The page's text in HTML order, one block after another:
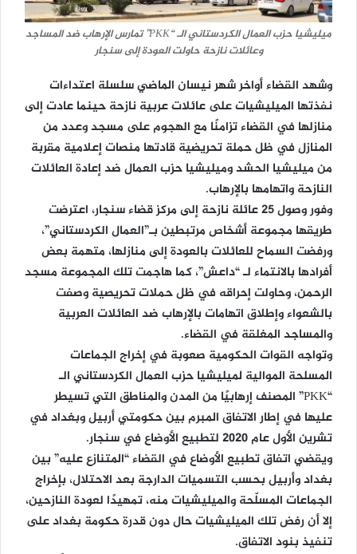
ميليشيا حزب العمال الكردستاني الـ “PKK” تمارس الإرهاب ضد المساجد
وعائلات نازحة حاولت العودة إلى سنجار
وشهد القضاء أواخر شهر نيسان الماضي سلسلة اعتداءات
نفذتها الميليشيات على عائلات عربية نازحة حينما عادت إلى
منازلها في القضاء تزامنًا مع الهجوم على مسجد وعدد من
المنازل في ظل حملة تحريضية قادتها منصات إعلامية مقربة
من ميليشيا الحشد وميليشيا حزب العمال ضد إعادة العائلات
النازحة واتهامها بالإرهاب.
وفور وصول 25 عائلة نازحة إلى مركز قضاء سنجار، اعترضت
طريقها مجموعة أشخاص مرتبطين بـ”العمال الكردستاني”،
ورفضت السماح للعائلات بالعودة إلى منازلها، متهمة بعض
أفرادها بالانتماء لـ “داعش”، كما هاجمت تلك المجموعة مسجد
الرحمن، وحاولت إحراقه في ظل حملات تحريصية وصفت
بالشعواء وإطلاق اتهامات بالإرهاب ضد العائلات العربية
والمساجد المغلقة في القضاء.
وتواجه القوات الحكومية صعوبة في إخراج الجماعات
المسلحة الموالية لميليشيا حزب العمال الكردستاني الـ
“PKK” المصنف إرهابيًا من المدن والمناطق التي تسيطر
عليها في إطار الاتفاق المبرم بين حكومتي أربيل وبغداد في
تشرين الأول عام 2020 لتطبيع الأوضاع في سنجار.
ويقضي اتفاق تطبيع الأوضاع في القضاء “المتنازع عليه” بين
بغداد وأربيل بحسب التسميات الدارجة بعد الاحتلال، بإخراج
الجماعات المسلّحة والميليشيات منه، تمهيدًا لعودة النازحين،
إلا أن رفض تلك الميليشيات حال دون قدرة حكومة بغداد على
تنفيذ بنود الاتفاق.